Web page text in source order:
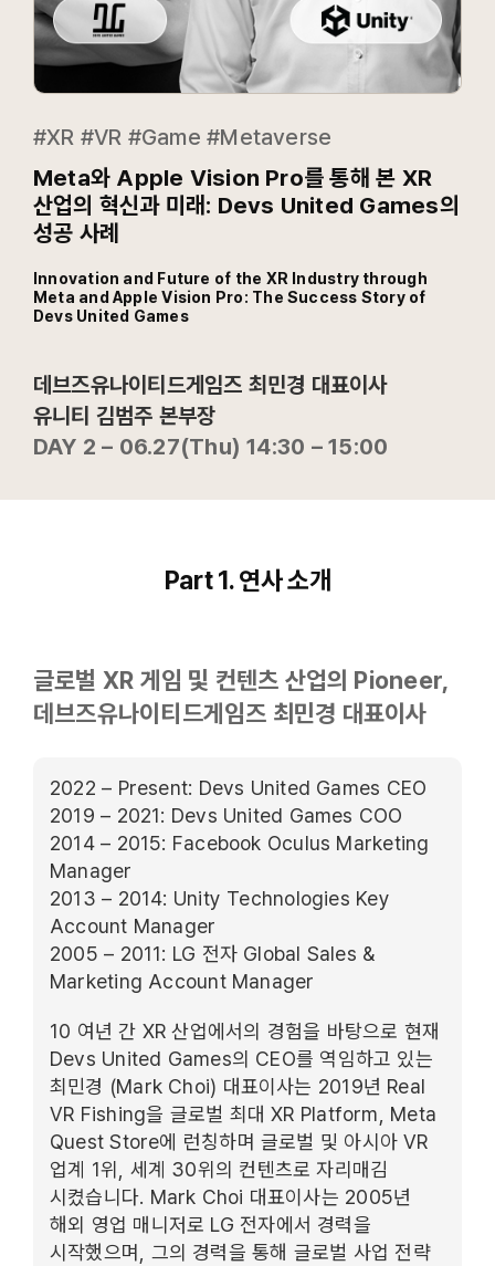
#XR #VR #Game #Metaverse
Meta와 Apple Vision Pro를 통해 본 XR
산업의 혁신과 미래: Devs United Games의
성공 사례
Innovation and Future of the XR Industry through
Meta and Apple Vision Pro: The Success Story of
Devs United Games
데브즈유나이티드게임즈 최민경 대표이사
유니티 김범주 본부장
DAY 2 – 06.27(Thu) 14:30 – 15:00
Part 1. 연사 소개
글로벌 XR 게임 및 컨텐츠 산업의 Pioneer,
데브즈유나이티드게임즈 최민경 대표이사
2022 – Present: Devs United Games CEO
2019 – 2021: Devs United Games COO
2014 – 2015: Facebook Oculus Marketing
Manager
2013 – 2014: Unity Technologies Key
Account Manager
2005 – 2011: LG 전자 Global Sales &
Marketing Account Manager
10 여년 간 XR 산업에서의 경험을 바탕으로 현재
Devs United Games의 CEO를 역임하고 있는
최민경 (Mark Choi) 대표이사는 2019년 Real
VR Fishing을 글로벌 최대 XR Platform, Meta
Quest Store에 런칭하며 글로벌 및 아시아 VR
업계 1위, 세계 30위의 컨텐츠로 자리매김
시켰습니다. Mark Choi 대표이사는 2005년
해외 영업 매니저로 LG 전자에서 경력을
시작했으며, 그의 경력을 통해 글로벌 사업 전략